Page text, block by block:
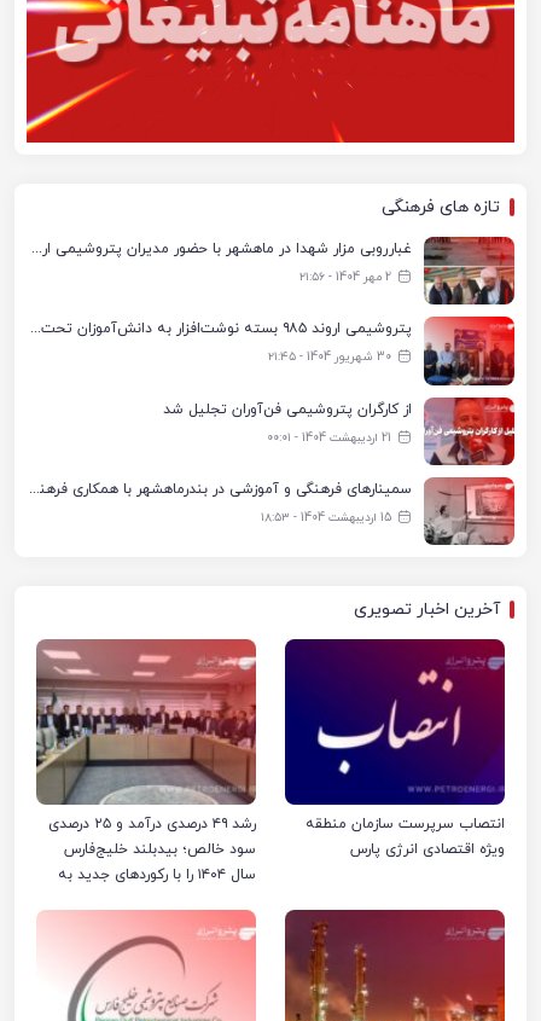
تازه های فرهنگی
غبارروبی مزار شهدا در ماهشهر با حضور مدیران پتروشیمی اروند و مسئولان شهری
2 مهر 1404 - ۲۱:۵۶
پتروشیمی اروند ۹۸۵ بسته نوشت‌افزار به دانش‌آموزان تحت پوشش کمیته امداد بندرماهشهر اهدا کرد
30 شهریور 1404 - ۲۱:۴۵
از کارگران پتروشیمی فن‌آوران تجلیل شد
21 اردیبهشت 1404 - ۰۰:۰۱
سمینارهای فرهنگی و آموزشی در بندرماهشهر با همکاری فرهنگ‌سرای پتروشیمی مارون
15 اردیبهشت 1404 - ۱۸:۵۳
آخرین اخبار تصویری
انتصاب سرپرست سازمان منطقه
ویژه اقتصادی انرژی پارس
رشد ۴۹ درصدی درآمد و ۲۵ درصدی
سود خالص؛ بیدبلند خلیج‌فارس
سال ۱۴۰۴ را با رکوردهای جدید به